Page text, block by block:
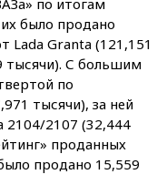
по итогам
было продано
Lada Granta (121,151
тысячи). С большим
по
тысячи), за ней
2104/2107 (32,444
проданных
продано 15,559